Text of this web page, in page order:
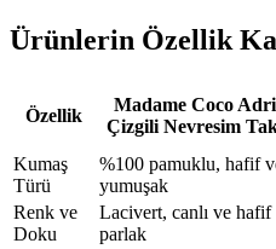
Ürünlerin Özellik
Özellik
Madame Coco
Çizgili Nevresim
Kumaş
Türü
%100 pamuklu, hafif
yumuşak
Renk ve
Doku
Lacivert, canlı ve hafif
parlak